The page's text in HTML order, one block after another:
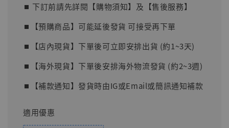
⏹︎ 下訂前請先詳閱【購物須知】及【售後服務】
⏹︎【預購商品】可能延後發貨 可接受再下單
⏹︎【店內現貨】下單後可立即安排出貨 (約1~3天)
⏹︎【海外現貨】下單後安排海外物流發貨 (約2~3週)
⏹︎【補款通知】發貨時由IG或Email或簡訊通知補款
適用優惠